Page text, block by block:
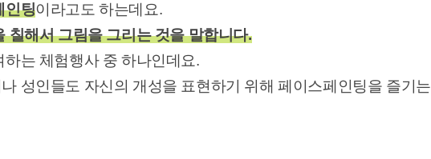
인팅이라고도 하는데요.
칠해서 그림을 그리는 것을 말합니다.
는 체험행사 중 하나인데요.
성인들도 자신의 개성을 표현하기 위해 페이스페인팅을 즐기는